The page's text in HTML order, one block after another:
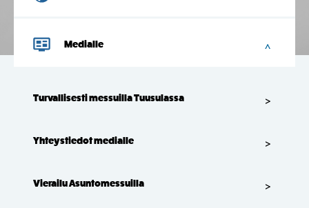
Medialle
Turvallisesti messuilla Tuusulassa
Yhteystiedot medialle
Vierailu Asuntomessuilla